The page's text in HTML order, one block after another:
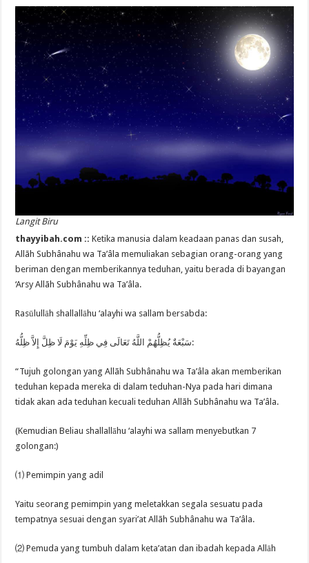
Langit Biru
thayyibah.com ::Ketika manusia dalam keadaan panas dan susah,
Allãh Subhânahu wa Ta’âla memuliakan sebagian orang-orang yang
beriman dengan memberikannya teduhan, yaitu berada di bayangan
‘Arsy Allãh Subhânahu wa Ta’âla.
Rasūlullāh shallallāhu ‘alayhi wa sallam bersabda:
سَبْعَةٌ يُظِلُّهُمْ اللَّهُ تَعَالَى فِي ظِلِّهِ يَوْمَ لَا ظِلَّ إِلاَّ ظِلُّهُ:
“Tujuh golongan yang Allãh Subhânahu wa Ta’âla akan memberikan
teduhan kepada mereka di dalam teduhan-Nya pada hari dimana
tidak akan ada teduhan kecuali teduhan Allãh Subhânahu wa Ta’âla.
(Kemudian Beliau shallallāhu ‘alayhi wa sallam menyebutkan 7
golongan:)
⑴ Pemimpin yang adil
Yaitu seorang pemimpin yang meletakkan segala sesuatu pada
tempatnya sesuai dengan syari’at Allãh Subhânahu wa Ta’âla.
⑵ Pemuda yang tumbuh dalam keta’atan dan ibadah kepada Allāh